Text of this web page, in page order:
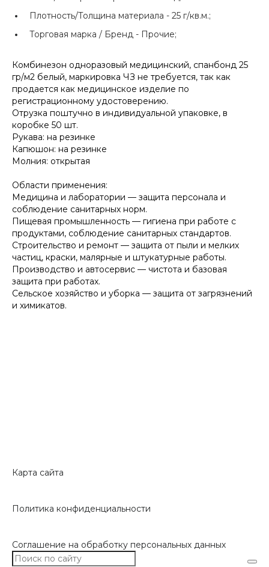
Плотность/Толщина материала - 25 г/кв.м.;
Торговая марка / Бренд - Прочие;
Комбинезон одноразовый медицинский, спанбонд 25
гр/м2 белый, маркировка ЧЗ не требуется, так как
продается как медицинское изделие по
регистрационному удостоверению.
Отрузка поштучно в индивидуальной упаковке, в
коробке 50 шт.
Рукава: на резинке
Капюшон: на резинке
Молния: открытая
Области применения:
Медицина и лаборатории — защита персонала и
соблюдение санитарных норм.
Пищевая промышленность — гигиена при работе с
продуктами, соблюдение санитарных стандартов.
Строительство и ремонт — защита от пыли и мелких
частиц, краски, малярные и штукатурные работы.
Производство и автосервис — чистота и базовая
защита при работах.
Сельское хозяйство и уборка — защита от загрязнений
и химикатов.
Карта сайта
Политика конфиденциальности
Соглашение на обработку персональных данных